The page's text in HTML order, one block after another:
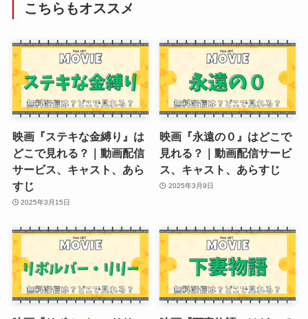
こちらもオススメ
映画『ステキな金縛り』は
どこで見れる？｜動画配信
サービス、キャスト、あら
すじ
2025年3月15日
映画『永遠の０』はどこで
見れる？｜動画配信サービ
ス、キャスト、あらすじ
2025年3月9日